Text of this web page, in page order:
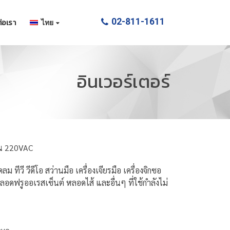
เรา ไทย 02-811-1611
อินเวอร์เตอร์
220VAC
ทีวี วีดีโอ สว่านมือ เครื่องเจียรมือ เครื่องจิกซอ
ดฟรูออเรสเซ็นต์ หลอดไส้ และอื่นๆ ที่ใช้กำลังไม่